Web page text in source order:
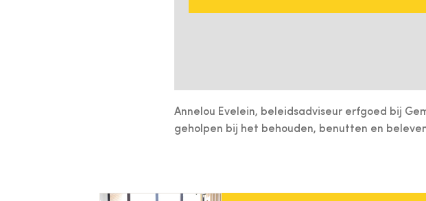
Annelou Evelein, beleidsadviseur erfgoed bij
geholpen bij het behouden, benutten en